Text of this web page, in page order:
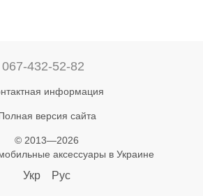
067-432-52-82
информация
версия сайта
© 2013—2026
аксессуары в Украине
Укр Рус